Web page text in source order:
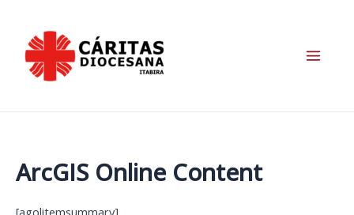
conteúdo
ArcGIS Online Content